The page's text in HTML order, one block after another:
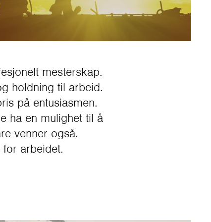
mesterskap.
holdning til arbeid.
på entusiasmen.
ha en mulighet til å
venner også.
arbeidet.